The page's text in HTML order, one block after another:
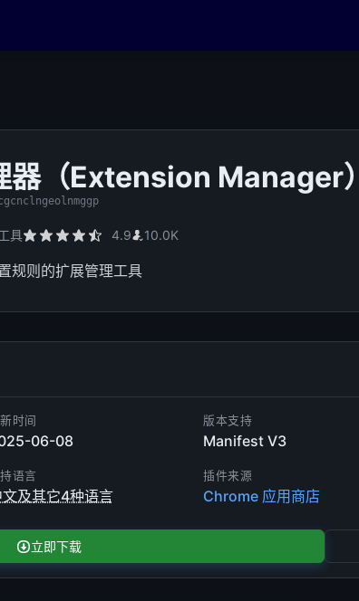
器（Extension Manager）
具 4.9 10.0K
规则的扩展管理工具
时间
06-08
版本支持
Manifest V3
语言
文及其它4种语言
插件来源
Chrome 应用商店
立即下载